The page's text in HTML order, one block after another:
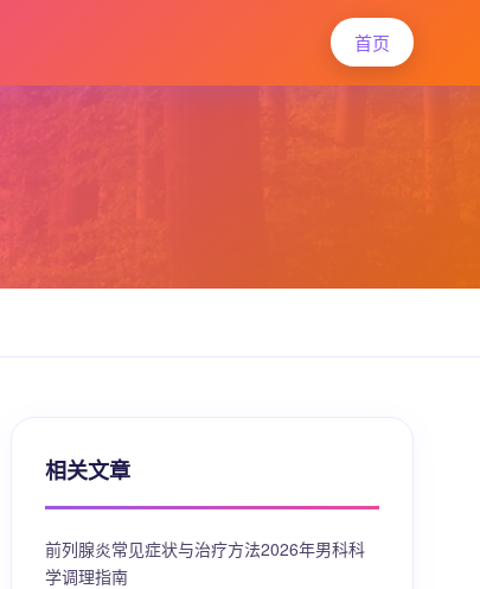
首页
相关文章
前列腺炎常见症状与治疗方法2026年男科科
学调理指南